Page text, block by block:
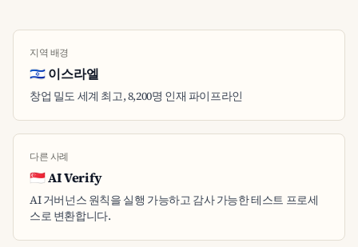
지역 배경
🇮🇱 이스라엘
창업 밀도 세계 최고, 8,200명 인재 파이프라인
다른 사례
🇸🇬 AI Verify
AI 거버넌스 원칙을 실행 가능하고 감사 가능한 테스트 프로세
스로 변환합니다.